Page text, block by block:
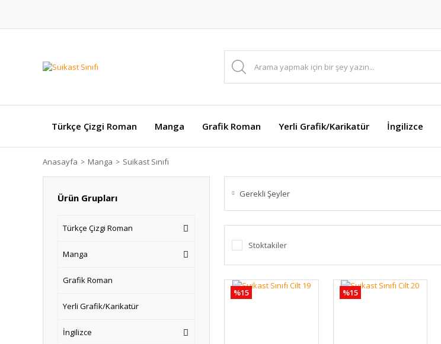
Türkçe Çizgi Roman Manga Grafik Roman Yerli Grafik/Karikatür İngilizce
Anasayfa Manga Suikast Sınıfı
Ürün Grupları
Türkçe Çizgi Roman
Manga
Grafik Roman
Yerli Grafik/Karikatür
İngilizce
Gerekli Şeyler
Stoktakiler
%15 %15